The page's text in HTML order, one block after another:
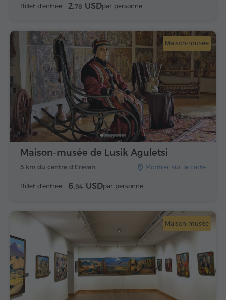
Billet d'entrée: 2.78 USDpar personne
Maison-musée
Montrer sur la carte
5 km du centre d'Erevan
Maison-musée de Lusik Aguletsi
Billet d'entrée: 6.94 USDpar personne
Maison-musée